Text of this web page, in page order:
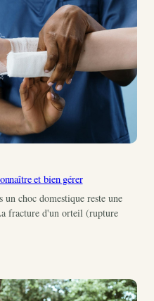
et bien gérer
un choc domestique reste une
fracture d'un orteil (rupture